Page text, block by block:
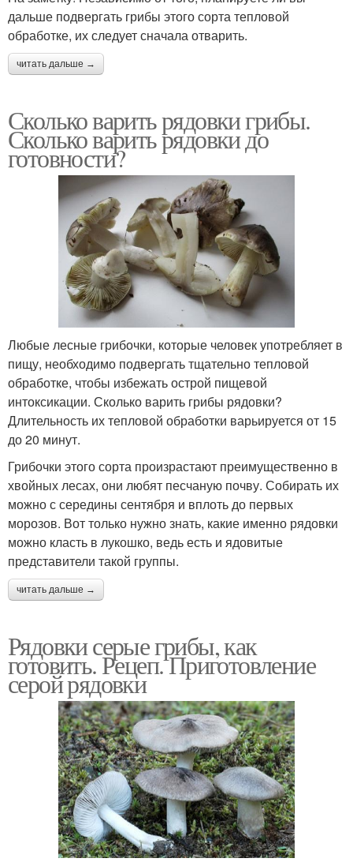
дальше подвергать грибы этого сорта тепловой
обработке, их следует сначала отварить.
читать дальше →
Сколько варить рядовки грибы.
Сколько варить рядовки до
готовности?
Любые лесные грибочки, которые человек употребляет в
пищу, необходимо подвергать тщательно тепловой
обработке, чтобы избежать острой пищевой
интоксикации. Сколько варить грибы рядовки?
Длительность их тепловой обработки варьируется от 15
до 20 минут.
Грибочки этого сорта произрастают преимущественно в
хвойных лесах, они любят песчаную почву. Собирать их
можно с середины сентября и вплоть до первых
морозов. Вот только нужно знать, какие именно рядовки
можно класть в лукошко, ведь есть и ядовитые
представители такой группы.
читать дальше →
Рядовки серые грибы, как
готовить. Рецеп. Приготовление
серой рядовки